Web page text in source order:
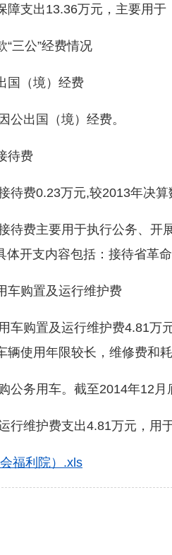
支出13.36万元，主要用于
公”经费情况
（境）经费
出国（境）经费。
费
费0.23万元,较2013年决算
费主要用于执行公务、开展
体开支内容包括：接待省革
购置及运行维护费
购置及运行维护费4.81万元
辆使用年限较长，维修费和
务用车。截至2014年12月
维护费支出4.81万元，用于
福利院）.xls